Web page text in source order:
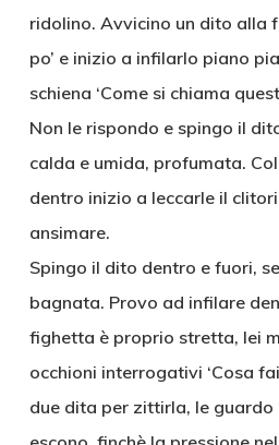
ridolino. Avvicino un dito alla
po’ e inizio a infilarlo piano
schiena ‘Come si chiama
Non le rispondo e spingo il
calda e umida, profumata.
dentro inizio a leccarle il
ansimare.
Spingo il dito dentro e fuori,
bagnata. Provo ad infilare
fighetta è proprio stretta, lei
occhioni interrogativi ‘Cosa
due dita per zittirla, le guardo